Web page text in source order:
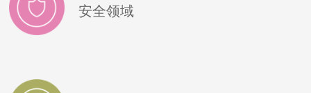
安全领域